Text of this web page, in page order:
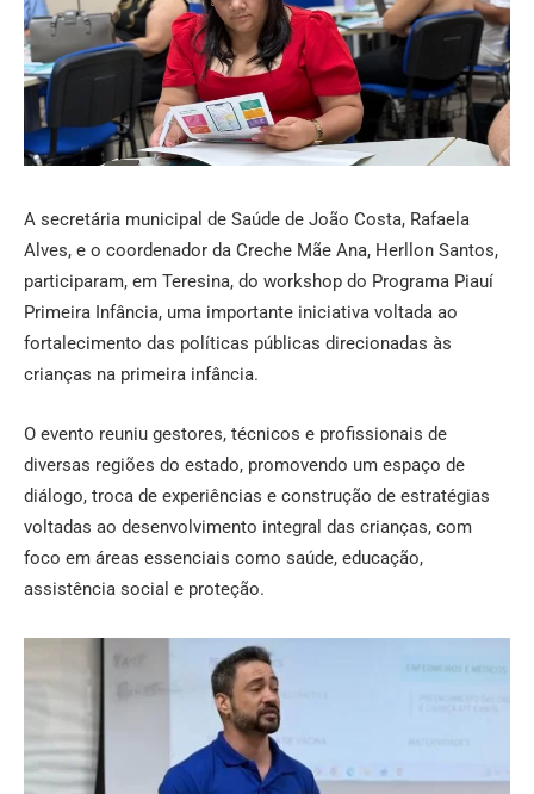
A secretária municipal de Saúde de João Costa, Rafaela
Alves, e o coordenador da Creche Mãe Ana, Herllon Santos,
participaram, em Teresina, do workshop do Programa Piauí
Primeira Infância, uma importante iniciativa voltada ao
fortalecimento das políticas públicas direcionadas às
crianças na primeira infância.
O evento reuniu gestores, técnicos e profissionais de
diversas regiões do estado, promovendo um espaço de
diálogo, troca de experiências e construção de estratégias
voltadas ao desenvolvimento integral das crianças, com
foco em áreas essenciais como saúde, educação,
assistência social e proteção.